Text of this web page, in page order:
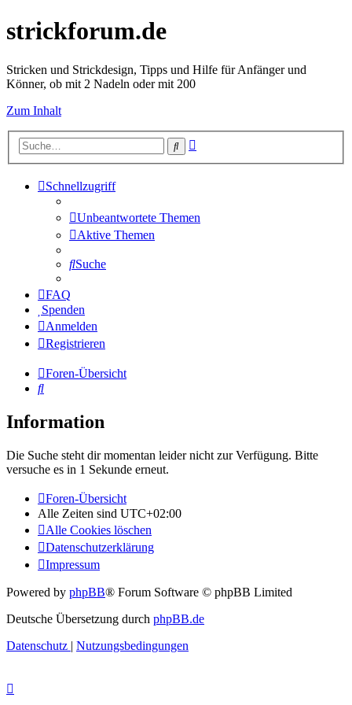
strickforum.de
Stricken und Strickdesign, Tipps und Hilfe für Anfänger und
Könner, ob mit 2 Nadeln oder mit 200
Zum Inhalt
Suche
Schnellzugriff
Unbeantwortete Themen
Aktive Themen
Suche
FAQ
Spenden
Anmelden
Registrieren
Foren-Übersicht
Suche
Information
Die Suche steht dir momentan leider nicht zur Verfügung. Bitte
versuche es in 1 Sekunde erneut.
Foren-Übersicht
Alle Zeiten sind UTC+02:00
Alle Cookies löschen
Datenschutzerklärung
Impressum
Powered by phpBB® Forum Software © phpBB Limited
Deutsche Übersetzung durch phpBB.de
Datenschutz | Nutzungsbedingungen